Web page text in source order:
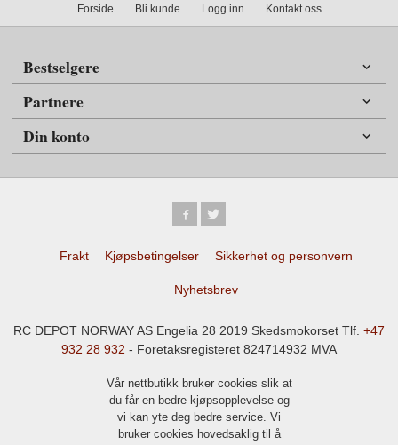
Forside Bli kunde Logg inn Kontakt oss
Bestselgere
Partnere
Din konto
Frakt Kjøpsbetingelser Sikkerhet og personvern
Nyhetsbrev
RC DEPOT NORWAY AS Engelia 28 2019 Skedsmokorset Tlf. +47
932 28 932 - Foretaksregisteret 824714932 MVA
Vår nettbutikk bruker cookies slik at
du får en bedre kjøpsopplevelse og
vi kan yte deg bedre service. Vi
bruker cookies hovedsaklig til å